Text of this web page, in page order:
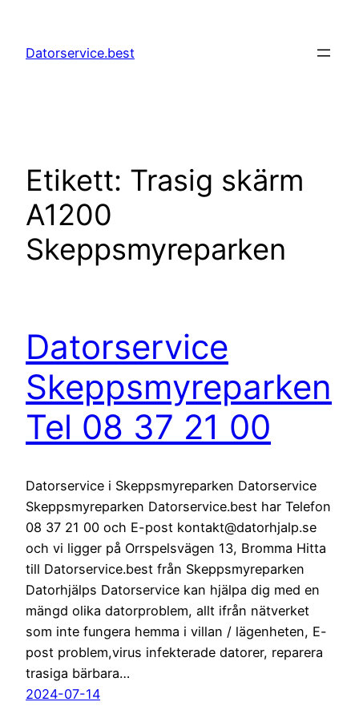
innehåll
Datorservice.best
Etikett: Trasig skärm
A1200
Skeppsmyreparken
Datorservice
Skeppsmyreparken
Tel 08 37 21 00
Datorservice i Skeppsmyreparken Datorservice
Skeppsmyreparken Datorservice.best har Telefon
08 37 21 00 och E-post kontakt@datorhjalp.se
och vi ligger på Orrspelsvägen 13, Bromma Hitta
till Datorservice.best från Skeppsmyreparken
Datorhjälps Datorservice kan hjälpa dig med en
mängd olika datorproblem, allt ifrån nätverket
som inte fungera hemma i villan / lägenheten, E-
post problem,virus infekterade datorer, reparera
trasiga bärbara…
2024-07-14